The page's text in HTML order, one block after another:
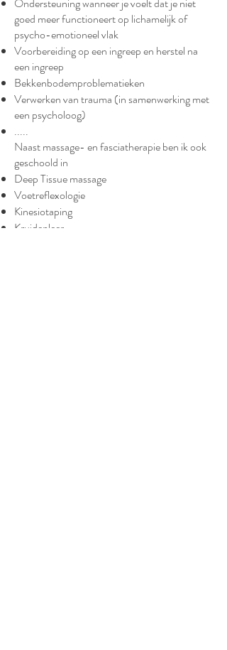
goed meer functioneert op lichamelijk of
psycho-emotioneel vlak
Voorbereiding op een ingreep en herstel na
een ingreep
Bekkenbodemproblematieken
Verwerken van trauma (in samenwerking met
een psycholoog)
.....
Naast massage- en fasciatherapie ben ik ook
geschoold in
Deep Tissue massage
Voetreflexologie
Kinesiotaping
Kruidenleer